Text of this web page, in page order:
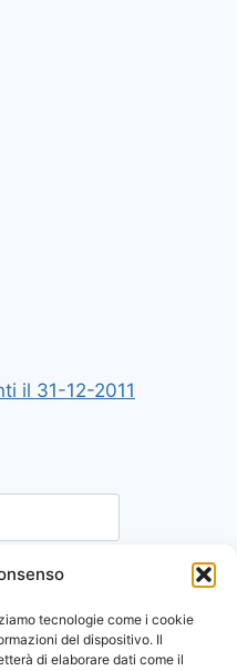
tecnologie come i cookie
del dispositivo. Il
di elaborare dati come il
il 31-12-2011